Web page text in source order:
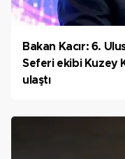
Bakan Kacır: 6.
Seferi ekibi Kuzey
ulaştı